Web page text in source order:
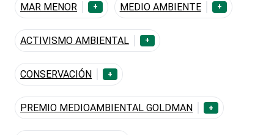
MAR MENOR
+ MEDIO AMBIENTE +
ACTIVISMO AMBIENTAL +
CONSERVACIÓN +
PREMIO MEDIOAMBIENTAL GOLDMAN +